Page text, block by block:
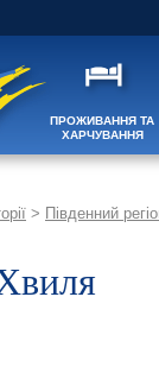
ПРОЖИВАННЯ ТА
ХАРЧУВАННЯ
> Південний